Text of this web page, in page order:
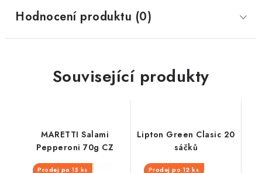
Hodnocení produktu (0)
Související produkty
MARETTI Salami
Pepperoni 70g CZ
Prodej po 15 ks
Lipton Green Clasic 20
sáčků
Prodej po 12 ks